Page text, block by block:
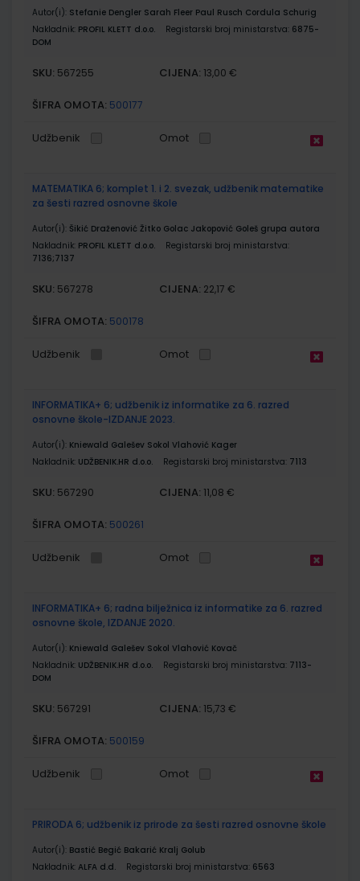
Autor(i): Stefanie Dengler Sarah Fleer Paul Rusch Cordula Schurig
Nakladnik: PROFIL KLETT d.o.o. Registarski broj ministarstva: 6875-
DOM
SKU: 567255 CIJENA: 13,00 €
ŠIFRA OMOTA: 500177
Udžbenik Omot
MATEMATIKA 6; komplet 1. i 2. svezak, udžbenik matematike
za šesti razred osnovne škole
Autor(i): Šikić Draženović Žitko Golac Jakopović Goleš grupa autora
Nakladnik: PROFIL KLETT d.o.o.
Registarski broj ministarstva:
7136;7137
SKU: 567278 CIJENA: 22,17 €
ŠIFRA OMOTA: 500178
Udžbenik Omot
INFORMATIKA+ 6; udžbenik iz informatike za 6. razred
osnovne škole-IZDANJE 2023.
Autor(i): Kniewald Galešev Sokol Vlahović Kager
Nakladnik: UDŽBENIK.HR d.o.o. Registarski broj ministarstva: 7113
SKU: 567290 CIJENA: 11,08 €
ŠIFRA OMOTA: 500261
Udžbenik Omot
INFORMATIKA+ 6; radna bilježnica iz informatike za 6. razred
osnovne škole, IZDANJE 2020.
Autor(i): Kniewald Galešev Sokol Vlahović Kovač
Nakladnik: UDŽBENIK.HR d.o.o. Registarski broj ministarstva: 7113-
DOM
SKU: 567291 CIJENA: 15,73 €
ŠIFRA OMOTA: 500159
Udžbenik Omot
PRIRODA 6; udžbenik iz prirode za šesti razred osnovne škole
Autor(i): Bastić Begić Bakarić Kralj Golub
Nakladnik: ALFA d.d. Registarski broj ministarstva: 6563